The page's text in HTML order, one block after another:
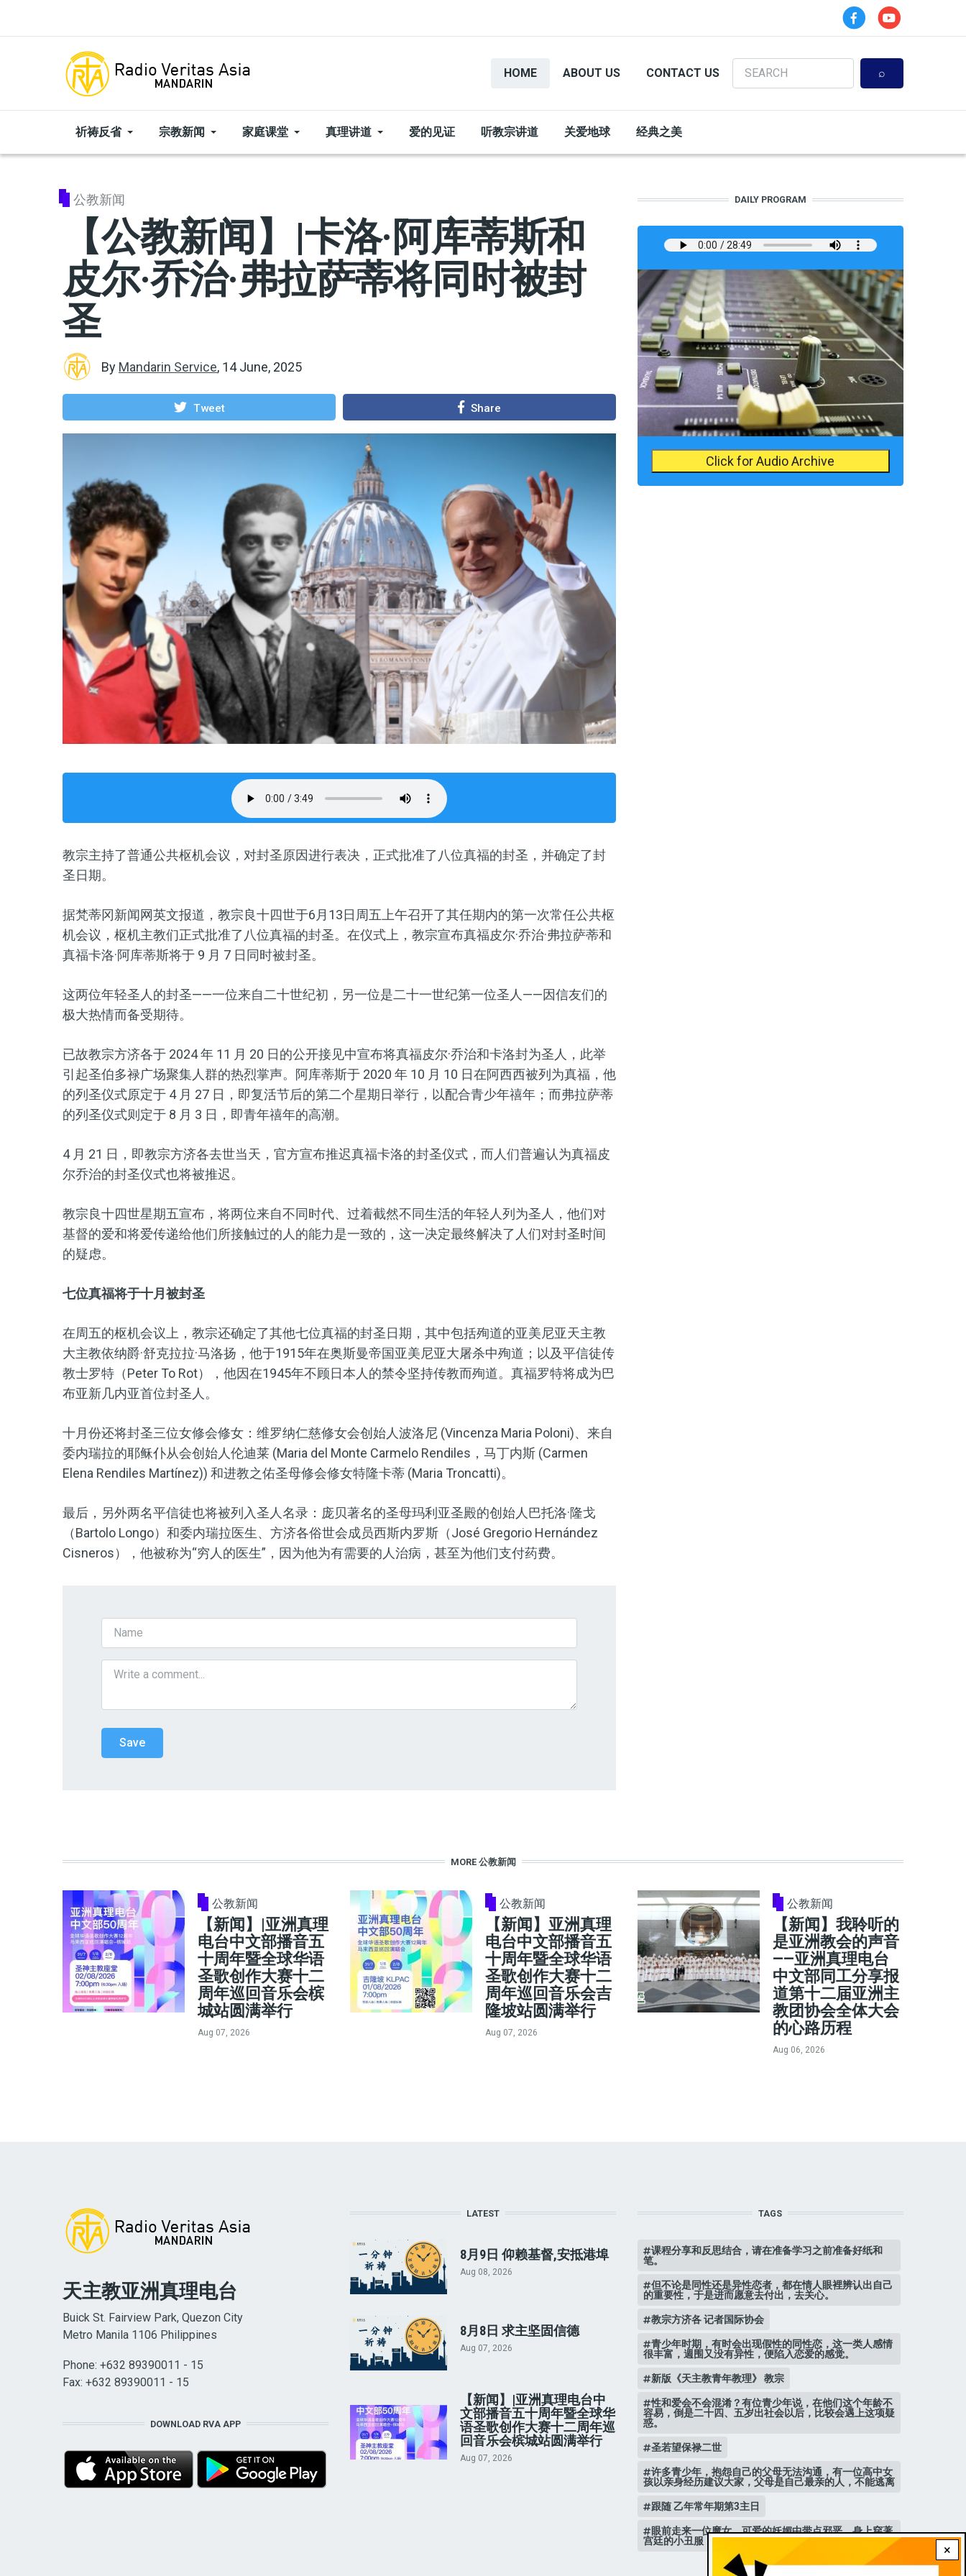
HOME ABOUT US CONTACT US
Search
祈祷反省 宗教新闻 家庭课堂 真理讲道 爱的见证 听教宗讲道 关爱地球 经典之美
公教新闻
【公教新闻】|卡洛·阿库蒂斯和
皮尔·乔治·弗拉萨蒂将同时被封
圣
By Mandarin Service, 14 June, 2025
Tweet Share
教宗主持了普通公共枢机会议，对封圣原因进行表决，正式批准了八位真福的封圣，并确定了封
圣日期。
据梵蒂冈新闻网英文报道，教宗良十四世于6月13日周五上午召开了其任期内的第一次常任公共枢
机会议，枢机主教们正式批准了八位真福的封圣。在仪式上，教宗宣布真福皮尔·乔治·弗拉萨蒂和
真福卡洛·阿库蒂斯将于 9 月 7 日同时被封圣。
这两位年轻圣人的封圣——一位来自二十世纪初，另一位是二十一世纪第一位圣人——因信友们的
极大热情而备受期待。
已故教宗方济各于 2024 年 11 月 20 日的公开接见中宣布将真福皮尔·乔治和卡洛封为圣人，此举
引起圣伯多禄广场聚集人群的热烈掌声。阿库蒂斯于 2020 年 10 月 10 日在阿西西被列为真福，他
的列圣仪式原定于 4 月 27 日，即复活节后的第二个星期日举行，以配合青少年禧年；而弗拉萨蒂
的列圣仪式则定于 8 月 3 日，即青年禧年的高潮。
4 月 21 日，即教宗方济各去世当天，官方宣布推迟真福卡洛的封圣仪式，而人们普遍认为真福皮
尔乔治的封圣仪式也将被推迟。
教宗良十四世星期五宣布，将两位来自不同时代、过着截然不同生活的年轻人列为圣人，他们对
基督的爱和将爱传递给他们所接触过的人的能力是一致的，这一决定最终解决了人们对封圣时间
的疑虑。
七位真福将于十月被封圣
在周五的枢机会议上，教宗还确定了其他七位真福的封圣日期，其中包括殉道的亚美尼亚天主教
大主教依纳爵·舒克拉拉·马洛扬，他于1915年在奥斯曼帝国亚美尼亚大屠杀中殉道；以及平信徒传
教士罗特（Peter To Rot），他因在1945年不顾日本人的禁令坚持传教而殉道。真福罗特将成为巴
布亚新几内亚首位封圣人。
十月份还将封圣三位女修会修女：维罗纳仁慈修女会创始人波洛尼 (Vincenza Maria Poloni)、来自
委内瑞拉的耶稣仆从会创始人伦迪莱 (Maria del Monte Carmelo Rendiles，马丁内斯 (Carmen
Elena Rendiles Martínez)) 和进教之佑圣母修会修女特隆卡蒂 (Maria Troncatti)。
最后，另外两名平信徒也将被列入圣人名录：庞贝著名的圣母玛利亚圣殿的创始人巴托洛·隆戈
（Bartolo Longo）和委内瑞拉医生、方济各俗世会成员西斯内罗斯（José Gregorio Hernández
Cisneros），他被称为“穷人的医生”，因为他为有需要的人治病，甚至为他们支付药费。
DAILY PROGRAM
Click for Audio Archive
MORE 公教新闻
公教新闻
【新闻】|亚洲真理
电台中文部播音五
十周年暨全球华语
圣歌创作大赛十二
周年巡回音乐会槟
城站圆满举行
Aug 07, 2026
公教新闻
【新闻】亚洲真理
电台中文部播音五
十周年暨全球华语
圣歌创作大赛十二
周年巡回音乐会吉
隆坡站圆满举行
Aug 07, 2026
公教新闻
【新闻】我聆听的
是亚洲教会的声音
——亚洲真理电台
中文部同工分享报
道第十二届亚洲主
教团协会全体大会
的心路历程
Aug 06, 2026
×
天主教亚洲真理电台
Buick St. Fairview Park, Quezon City
Metro Manila 1106 Philippines
Phone: +632 89390011 - 15
Fax: +632 89390011 - 15
DOWNLOAD RVA APP
LATEST
8月9日 仰赖基督,安抵港埠
Aug 08, 2026
8月8日 求主坚固信德
Aug 07, 2026
【新闻】|亚洲真理电台中
文部播音五十周年暨全球华
语圣歌创作大赛十二周年巡
回音乐会槟城站圆满举行
Aug 07, 2026
TAGS
课程分享和反思结合，请在准备学习之前准备好纸和
笔。
但不论是同性还是异性恋者，都在情人眼裡辨认出自己
的重要性，于是进而愿意去付出，去关心。
教宗方济各 记者国际协会
青少年时期，有时会出现假性的同性恋，这一类人感情
很丰富，週围又没有异性，便陷入恋爱的感觉。
新版《天主教青年教理》 教宗
性和爱会不会混淆？有位青少年说，在他们这个年龄不
容易，倒是二十四、五岁出社会以后，比较会遇上这项疑
惑。
圣若望保禄二世
许多青少年，抱怨自己的父母无法沟通，有一位高中女
孩以亲身经历建议大家，父母是自己最亲的人，不能逃离
跟随 乙年常年期第3主日
眼前走来一位魔女，可爱的妖媚中带点邪恶，身上穿著
宫廷的小丑服，整个造型夸张华丽，非常特殊。